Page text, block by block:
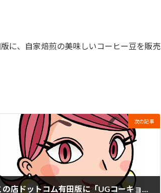
に、自家焙煎の美味しいコーヒー豆を販売
次の記事